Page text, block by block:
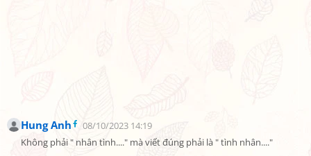
Hung Anh
08/10/2023 14:19
Không phải " nhân tình...." mà viết đúng phải là " tình nhân...."